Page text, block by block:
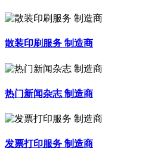
散装印刷服务 制造商
热门新闻杂志 制造商
发票打印服务 制造商